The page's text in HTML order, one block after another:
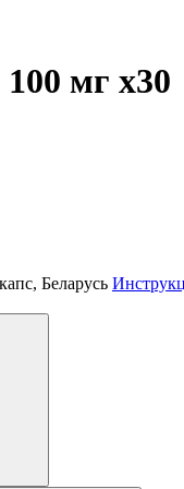
мг x30
Беларусь